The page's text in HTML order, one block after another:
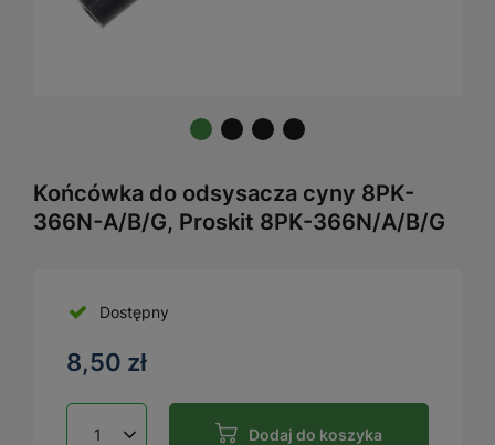
Końcówka do odsysacza cyny 8PK-
366N-A/B/G, Proskit 8PK-366N/A/B/G
Dostępny
8,50 zł
Dodaj do koszyka